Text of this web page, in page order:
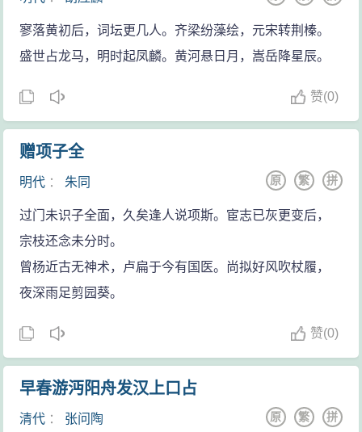
男子汉大丈夫千万不可轻视年轻人呀！后两句对李邕既
是揄揶，又是讽刺，也是对李邕轻慢态度的回敬，态度
李邕在开元初年是一位名闻海内的大名士，史载李
邕“素负美名，……人间素有声称，后进不识，京洛阡陌
聚观，以为古人。或传眉目有异，衣冠望风，寻访门
巷。”对于这样一位名士，李白竟敢指名直斥与之抗礼，
足见青年李白的气识和胆量。“不屈己、不干人”笑傲权
贵，平交王侯，正是李太白的真正本色。
寥落黄初后，词坛更几人。齐梁纷藻绘，元宋转荆榛。
盛世占龙马，明时起凤麟。黄河悬日月，嵩岳降星辰。
赞(0)
赠项子全
明代 ： 朱同 拼
繁
原
过门未识子全面，久矣逢人说项斯。宦志已灰更变后，
宗枝还念未分时。
曾杨近古无神术，卢扁于今有国医。尚拟好风吹杖履，
夜深雨足剪园葵。
赞(0)
早春游沔阳舟发汉上口占
清代 ： 张问陶 拼
繁
原